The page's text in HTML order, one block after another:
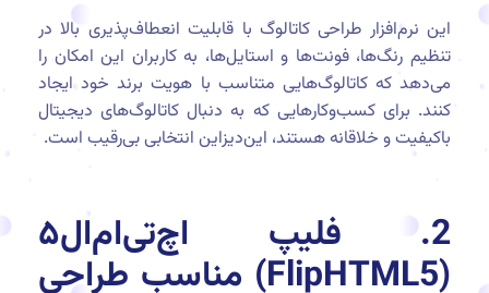
این نرم‌افزار طراحی کاتالوگ با قابلیت انعطاف‌پذیری بالا در
تنظیم رنگ‌ها، فونت‌ها و استایل‌ها، به کاربران این امکان را
می‌دهد که کاتالوگ‌هایی متناسب با هویت برند خود ایجاد
کنند. برای کسب‌وکارهایی که به دنبال کاتالوگ‌های دیجیتال
باکیفیت و خلاقانه هستند، این‌دیزاین انتخابی بی‌رقیب است.
2. فلیپ اچ‌تی‌ام‌ال۵
(FlipHTML5) مناسب طراحی